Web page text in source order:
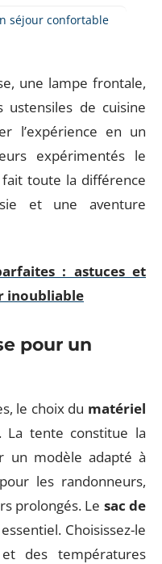
séjour confortable
une lampe frontale,
de cuisine
l’expérience en un
expérimentés le
toute la différence
et une aventure
: astuces et
inoubliable
pour un
le choix du matériel
tente constitue la
un modèle adapté à
les randonneurs,
prolongés. Le sac de
Choisissez-le
des températures